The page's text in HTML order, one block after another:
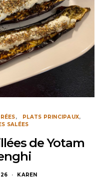
PLATS PRINCIPAUX
SALÉES
de Yotam
KAREN